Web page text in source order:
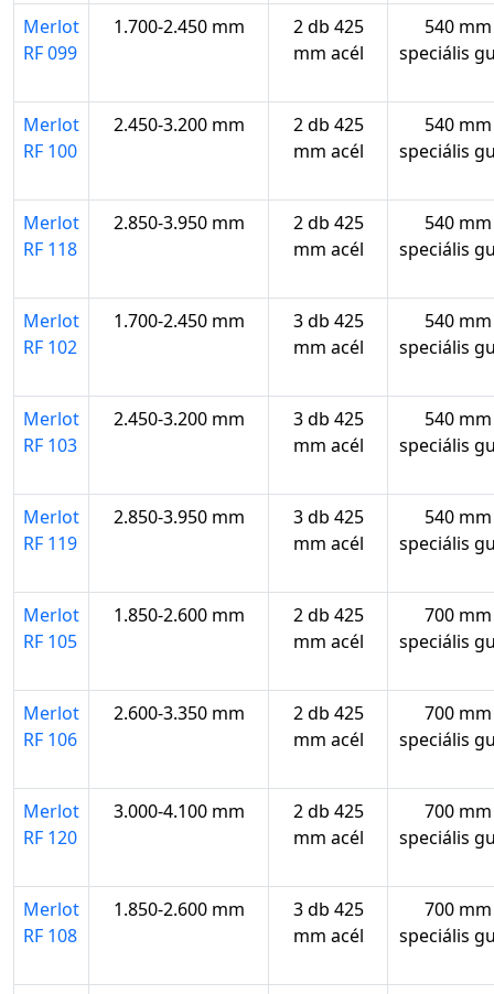
Merlot
RF 099
1.700-2.450 mm
2 db 425
mm acél
540 mm
speciális
Merlot
RF 100
2.450-3.200 mm
2 db 425
mm acél
540 mm
speciális
Merlot
RF 118
2.850-3.950 mm
2 db 425
mm acél
540 mm
speciális
Merlot
RF 102
1.700-2.450 mm
3 db 425
mm acél
540 mm
speciális
Merlot
RF 103
2.450-3.200 mm
3 db 425
mm acél
540 mm
speciális
Merlot
RF 119
2.850-3.950 mm
3 db 425
mm acél
540 mm
speciális
Merlot
RF 105
1.850-2.600 mm
2 db 425
mm acél
700 mm
speciális
Merlot
RF 106
2.600-3.350 mm
2 db 425
mm acél
700 mm
speciális
Merlot
RF 120
3.000-4.100 mm
2 db 425
mm acél
700 mm
speciális
Merlot
RF 108
1.850-2.600 mm
3 db 425
mm acél
700 mm
speciális